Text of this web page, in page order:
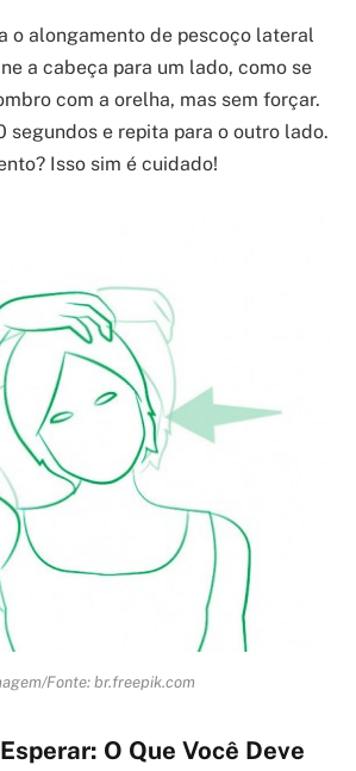
o alongamento de pescoço lateral
a cabeça para um lado, como se
com a orelha, mas sem forçar.
segundos e repita para o outro lado.
Isso sim é cuidado!
Fonte: br.freepik.com
O Que Você Deve